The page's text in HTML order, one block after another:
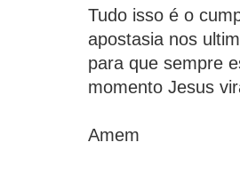
Tudo isso é o
apostasia nos
para que sempre
momento Jesus
Amem